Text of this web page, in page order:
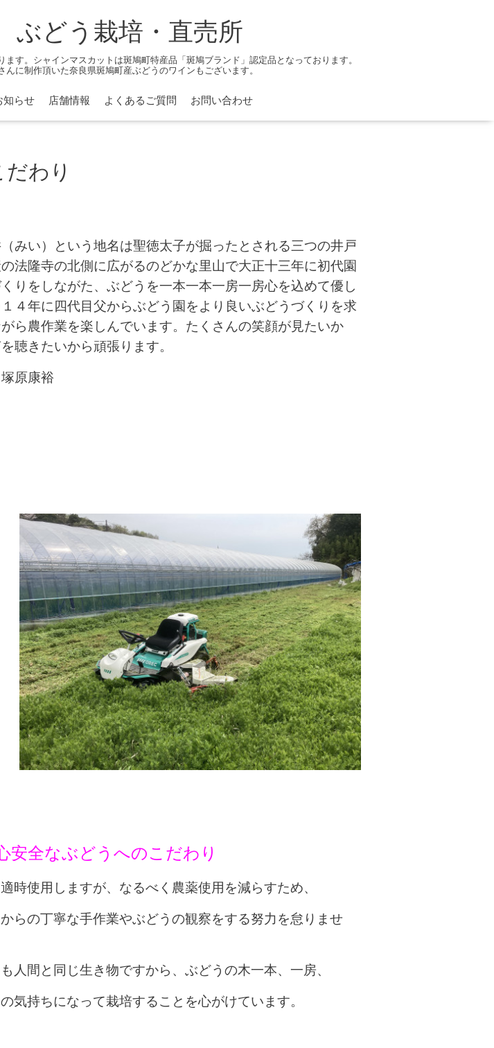
どう栽培・直売所
す。シャインマスカットは斑鳩町特産品「斑鳩ブランド」認定品となっております。
に制作頂いた奈良県斑鳩町産ぶどうのワインもございます。
知らせ 店舗情報 よくあるご質問 お問い合わせ
だわり
みい）という 地名は聖徳太子が掘ったとされる三つの井戸
法隆寺の北側に広がるのどかな里山で大正十三年に初代園
りをしながた、ぶどうを一本一本一房一房心を込めて優し
４年に四代目父からぶどう園をより良いぶどうづくりを求
ら農作業を楽しんでいます。たくさんの笑顔が見たいか
聴きたいから頑張ります。
原康裕
安全なぶどうへのこだわり
時使用しますが、なるべく農薬使用を減らすため、
からの丁寧な手作業やぶどうの観察をする努力を怠りませ
人間と同じ生き物ですから、ぶどうの木一本、一房、
気持ちになって栽培することを心がけています。